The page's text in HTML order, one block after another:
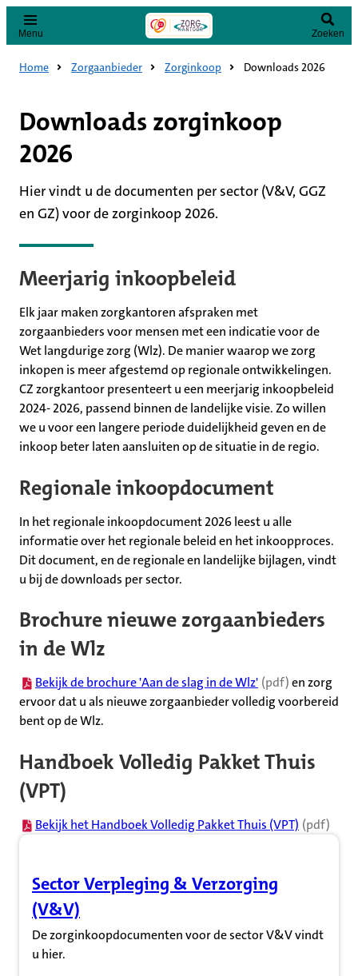
Menu Zoeken
Home Zorgaanbieder Zorginkoop Downloads 2026
Downloads zorginkoop
2026
Hier vindt u de documenten per sector (V&V, GGZ
en GZ) voor de zorginkoop 2026.
Meerjarig inkoopbeleid
Elk jaar maken zorgkantoren afspraken met
zorgaanbieders voor mensen met een indicatie voor de
Wet langdurige zorg (Wlz). De manier waarop we zorg
inkopen is meer afgestemd op regionale ontwikkelingen.
CZ zorgkantoor presenteert u een meerjarig inkoopbeleid
2024- 2026, passend binnen de landelijke visie. Zo willen
we u voor een langere periode duidelijkheid geven en de
inkoop beter laten aansluiten op de situatie in de regio.
Regionale inkoopdocument
In het regionale inkoopdocument 2026 leest u alle
informatie over het regionale beleid en het inkoopproces.
Dit document, en de regionale en landelijke bijlagen, vindt
u bij de downloads per sector.
Brochure nieuwe zorgaanbieders
in de Wlz
(opent in nieuw tabblad)
Bekijk de brochure 'Aan de slag in de Wlz' (pdf)en zorg
ervoor dat u als nieuwe zorgaanbieder volledig voorbereid
bent op de Wlz.
Handboek Volledig Pakket Thuis
(VPT)
(opent in nieuw tabblad)
Bekijk het Handboek Volledig Pakket Thuis (VPT) (pdf)
Sector Verpleging & Verzorging
(V&V)
(Opent in nieuw tabblad)
De zorginkoopdocumenten voor de sector V&V vindt
u hier.